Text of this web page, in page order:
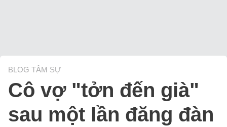
BLOG TÂM SỰ
Cô vợ "tởn đến già"
sau một lần đăng đàn